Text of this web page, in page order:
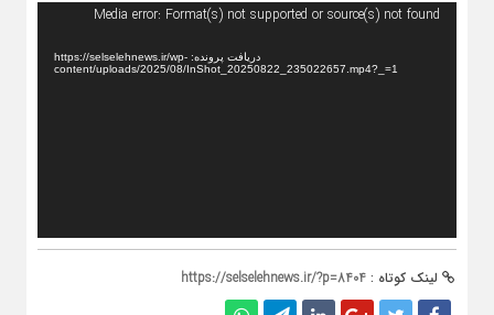
نمایشگر
Media error: Format(s) not supported or source(s) not found
دریافت پرونده: https://selselehnews.ir/wp-
content/uploads/2025/08/InShot_20250822_235022657.mp4?_=1
لینک کوتاه : https://selselehnews.ir/?p=8404